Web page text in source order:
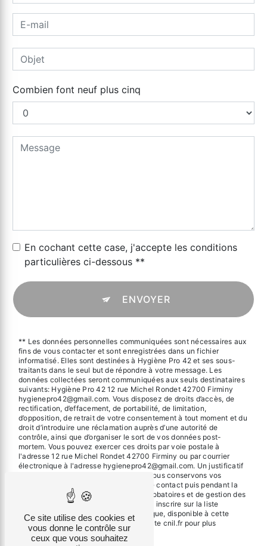
Combien font neuf plus cinq
En cochant cette case, j'accepte les conditions
particulières ci-dessous **
ENVOYER
** Les données personnelles communiquées sont nécessaires aux
fins de vous contacter et sont enregistrées dans un fichier
informatisé. Elles sont destinées à Hygiène Pro 42 et ses sous-
traitants dans le seul but de répondre à votre message. Les
données collectées seront communiquées aux seuls destinataires
suivants: Hygiène Pro 42 12 rue Michel Rondet 42700 Firminy
hygienepro42@gmail.com. Vous disposez de droits d’accès, de
rectification, d’effacement, de portabilité, de limitation,
d’opposition, de retrait de votre consentement à tout moment et du
droit d’introduire une réclamation auprès d’une autorité de
contrôle, ainsi que d’organiser le sort de vos données post-
mortem. Vous pouvez exercer ces droits par voie postale à
l'adresse 12 rue Michel Rondet 42700 Firminy ou par courrier
électronique à l'adresse hygienepro42@gmail.com. Un justificatif
d'identité pourra vous être demandé. Nous conservons vos
données pendant la période de prise de contact puis pendant la
durée de prescription légale aux fins probatoires et de gestion des
contentieux. Vous avez le droit de vous inscrire sur la liste
d'opposition au démarchage téléphonique, disponible à cette
adresse:Bloctel.gouv.fr. Consultez le site cnil.fr pour plus
d’informations sur vos droits.
Ce site utilise des cookies et
vous donne le contrôle sur
ceux que vous souhaitez